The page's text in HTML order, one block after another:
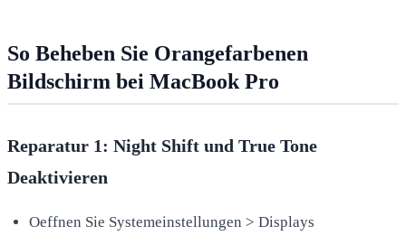
So Beheben Sie Orangefarbenen
Bildschirm bei MacBook Pro
Reparatur 1: Night Shift und True Tone
Deaktivieren
Oeffnen Sie Systemeinstellungen > Displays